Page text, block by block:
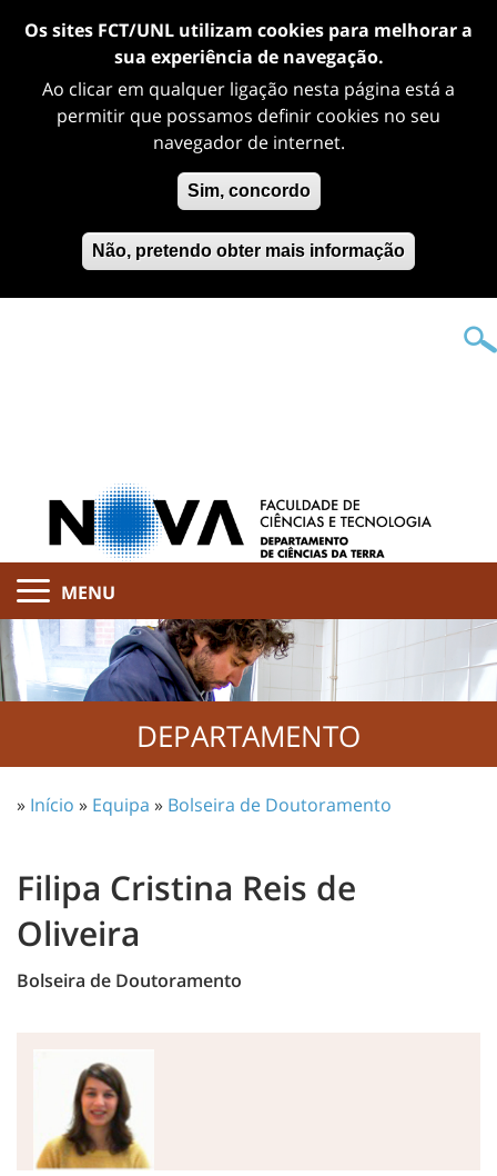
Os sites FCT/UNL utilizam cookies para melhorar a
sua experiência de navegação.
Ao clicar em qualquer ligação nesta página está a
permitir que possamos definir cookies no seu
navegador de internet.
Sim, concordo
Não, pretendo obter mais informação
MENU
DEPARTAMENTO
» Início » Equipa » Bolseira de Doutoramento
Filipa Cristina Reis de
Oliveira
Bolseira de Doutoramento